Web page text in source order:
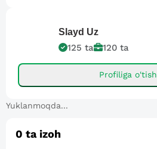
Slayd Uz
125 ta 120 ta
Profiliga o'tish
Yuklanmoqda...
0 ta izoh